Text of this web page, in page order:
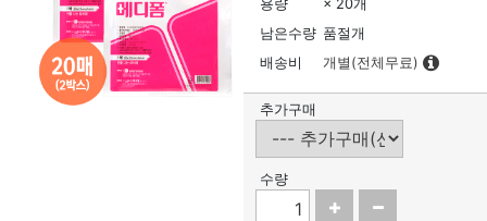
용량
× 20개
남은수량 품절개
배송비
개별(전체무료)
추가구매
수량